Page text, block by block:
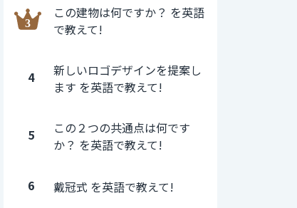
この建物は何ですか？ を英語
で教えて!
4
新しいロゴデザインを提案し
ます を英語で教えて!
5
この２つの共通点は何です
か？ を英語で教えて!
6 戴冠式 を英語で教えて!